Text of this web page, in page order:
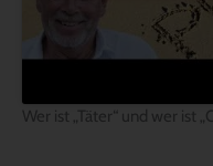
Wer ist „Täter“ und wer ist